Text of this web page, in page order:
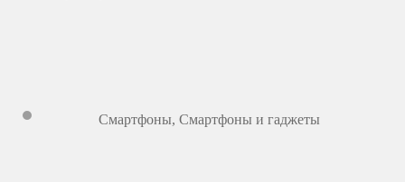
Смартфоны, Смартфоны и гаджеты